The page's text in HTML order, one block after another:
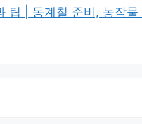
팁 | 동계철 준비, 농작물